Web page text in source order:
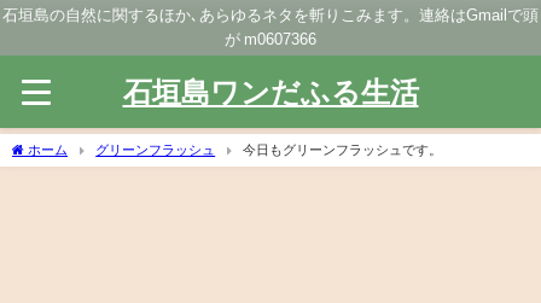
石垣島の自然に関するほか､あらゆるネタを斬りこみます。連絡はGmailで頭
が m0607366
石垣島ワンだふる生活
ホーム グリーンフラッシュ 今日もグリーンフラッシュです。